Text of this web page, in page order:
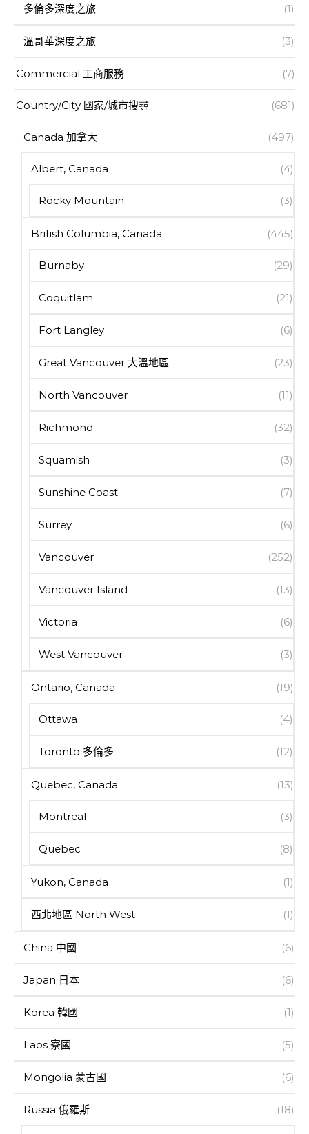
多倫多深度之旅 (1)
溫哥華深度之旅 (3)
Commercial 工商服務 (7)
Country/City 國家/城市搜尋 (681)
Canada 加拿大 (497)
Albert, Canada (4)
Rocky Mountain (3)
British Columbia, Canada (445)
Burnaby (29)
Coquitlam (21)
Fort Langley (6)
Great Vancouver 大溫地區 (23)
North Vancouver (11)
Richmond (32)
Squamish (3)
Sunshine Coast (7)
Surrey (6)
Vancouver (252)
Vancouver Island (13)
Victoria (6)
West Vancouver (3)
Ontario, Canada (19)
Ottawa (4)
Toronto 多倫多 (12)
Quebec, Canada (13)
Montreal (3)
Quebec (8)
Yukon, Canada (1)
西北地區 North West (1)
China 中國 (6)
Japan 日本 (6)
Korea 韓國 (1)
Laos 寮國 (5)
Mongolia 蒙古國 (6)
Russia 俄羅斯 (18)